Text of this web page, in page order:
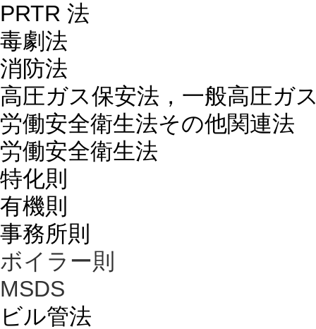
PRTR 法
毒劇法
消防法
高圧ガス保安法，一般高圧ガ
労働安全衛生法その他関連法
労働安全衛生法
特化則
有機則
事務所則
ボイラー則
MSDS
ビル管法